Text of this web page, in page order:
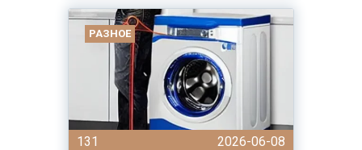
РАЗНОЕ
131
2026-06-08